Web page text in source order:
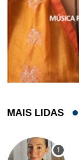
MAIS LIDAS